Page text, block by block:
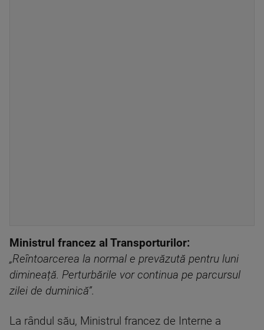
Ministrul francez al Transporturilor:
„Reîntoarcerea la normal e prevăzută pentru luni
dimineață. Perturbările vor continua pe parcursul
zilei de duminică”.
La rândul său, Ministrul francez de Interne a